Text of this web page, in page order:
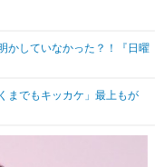
その他
かしていなかった？！『日曜
までもキッカケ」最上もが